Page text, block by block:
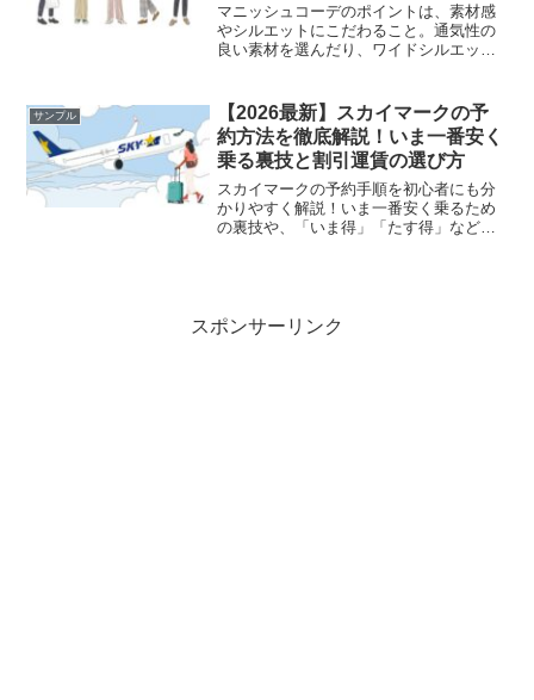
マニッシュコーデのポイントは、素材感
やシルエットにこだわること。通気性の
良い素材を選んだり、ワイドシルエット
るのも忘れずに！
サンプル
【2026最新】スカイマークの予
約方法を徹底解説！いま一番安く
乗る裏技と割引運賃の選び方
スカイマークの予約手順を初心者にも分
かりやすく解説！いま一番安く乗るため
の裏技や、「いま得」「たす得」など複
スポンサーリンク